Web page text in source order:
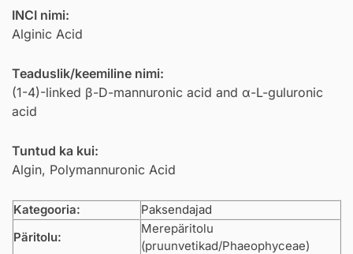
INCI nimi:
Alginic Acid
Teaduslik/keemiline nimi:
(1-4)-linked β-D-mannuronic acid and α-L-guluronic
acid
Tuntud ka kui:
Algin, Polymannuronic Acid
Kategooria:
Paksendajad
Päritolu:
Merepäritolu
(pruunvetikad/Phaeophyceae)